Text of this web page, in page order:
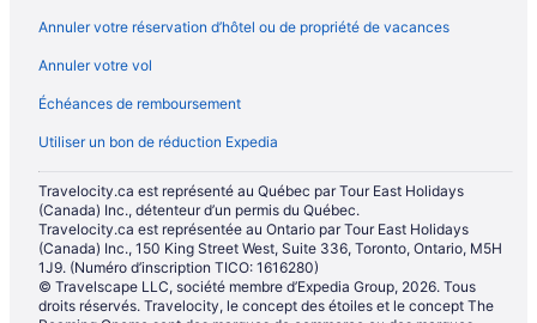
Annuler votre réservation d’hôtel ou de propriété de vacances
Annuler votre vol
Échéances de remboursement
Utiliser un bon de réduction Expedia
Travelocity.ca est représenté au Québec par Tour East Holidays
(Canada) Inc., détenteur d’un permis du Québec.
Travelocity.ca est représentée au Ontario par Tour East Holidays
(Canada) Inc., 150 King Street West, Suite 336, Toronto, Ontario, M5H
1J9. (Numéro d’inscription TICO: 1616280)
© Travelscape LLC, société membre d’Expedia Group, 2026. Tous
droits réservés. Travelocity, le concept des étoiles et le concept The